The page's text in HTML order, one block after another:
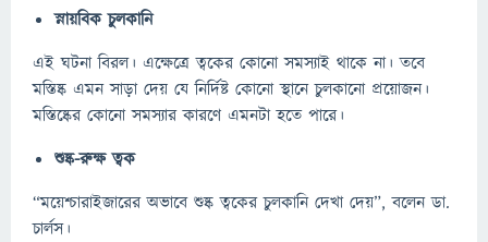
স্নায়বিক চুলকানি
এই ঘটনা বিরল। এক্ষেত্রে ত্বকের কোনো সমস্যাই থাকে না। তবে
মস্তিষ্ক এমন সাড়া দেয় যে নির্দিষ্ট কোনো স্থানে চুলকানো প্রয়োজন।
মস্তিষ্কের কোনো সমস্যার কারণে এমনটা হতে পারে।
শুষ্ক-রুক্ষ ত্বক
“ময়েশ্চারাইজারের অভাবে শুষ্ক ত্বকের চুলকানি দেখা দেয়”, বলেন ডা.
চার্লস।